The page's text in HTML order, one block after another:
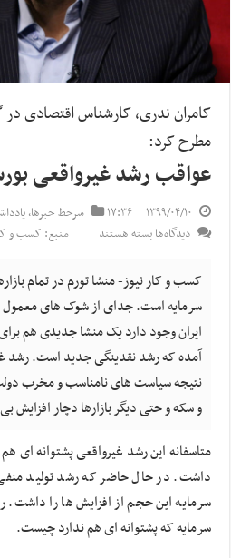
کامران ندری، کارشناس اقتصادی
مطرح کرد:
عواقب رشد غیرواقعی
۱۳۹۹/۰۴/۱۰ ۱۷:۳۶ سرخط خبرها,
دیدگاه‌هابرای
رشد
غیرواقعی
بورس
بسته هستند منبع: کسب و
کسب و کار نیوز- منشا تورم در تمام
سرمایه است. جدای از شوک های معمول
ایران وجود دارد یک منشا جدیدی هم
آمده که رشد نقدینگی جدید است. رشد
نتیجه سیاست های نامناسب و مخرب
و سکه و حتی دیگر بازارها دچار افزایش
متاسفانه این رشد غیرواقعی پشتوانه ای
داشت. در حال حاضر که رشد تولید
سرمایه این حجم از افزایش ها را داشت.
سرمایه که پشتوانه ای هم ندارد چیست.